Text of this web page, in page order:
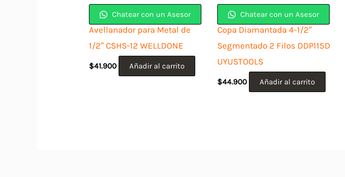
Chatear con un Asesor
Avellanador para Metal de
1/2″ CSHS-12 WELLDONE
$41.900 Añadir al carrito
Chatear con un Asesor
Copa Diamantada 4-1/2″
Segmentado 2 Filos DDP115D
UYUSTOOLS
$44.900 Añadir al carrito